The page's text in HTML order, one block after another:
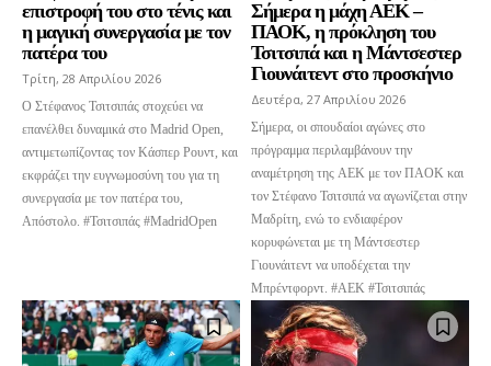
επιστροφή του στο τένις και
η μαγική συνεργασία με τον
πατέρα του
Τρίτη, 28 Απριλίου 2026
Ο Στέφανος Τσιτσιπάς στοχεύει να
επανέλθει δυναμικά στο Madrid Open,
αντιμετωπίζοντας τον Κάσπερ Ρουντ, και
εκφράζει την ευγνωμοσύνη του για τη
συνεργασία με τον πατέρα του,
Απόστολο. #Τσιτσιπάς #MadridOpen
Σήμερα η μάχη ΑΕΚ –
ΠΑΟΚ, η πρόκληση του
Τσιτσιπά και η Μάντσεστερ
Γιουνάιτεντ στο προσκήνιο
Δευτέρα, 27 Απριλίου 2026
Σήμερα, οι σπουδαίοι αγώνες στο
πρόγραμμα περιλαμβάνουν την
αναμέτρηση της ΑΕΚ με τον ΠΑΟΚ και
τον Στέφανο Τσιτσιπά να αγωνίζεται στην
Μαδρίτη, ενώ το ενδιαφέρον
κορυφώνεται με τη Μάντσεστερ
Γιουνάιτεντ να υποδέχεται την
Μπρέντφορντ. #ΑΕΚ #Τσιτσιπάς